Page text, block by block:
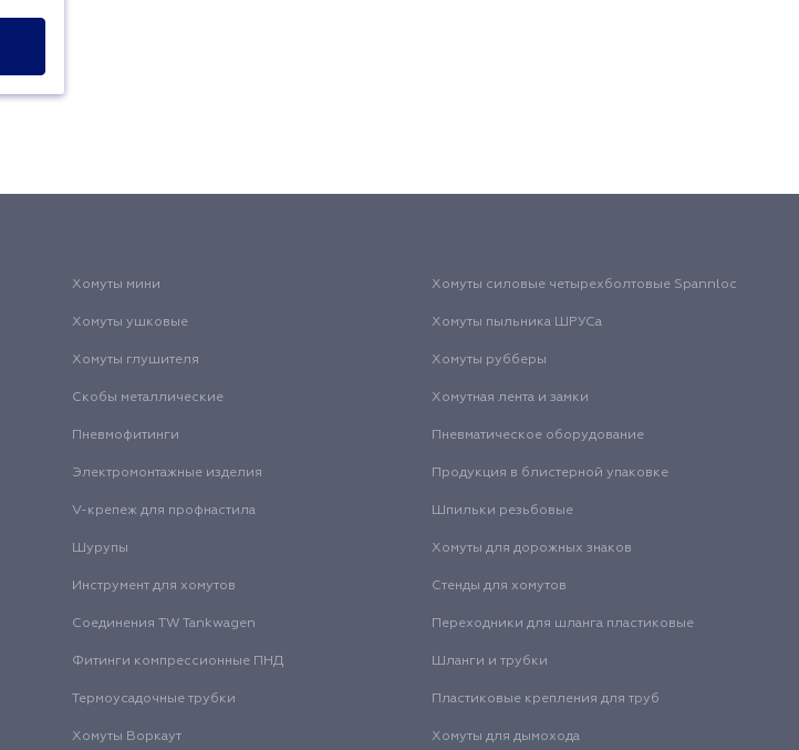
Хомуты мини Хомуты силовые четырехболтовые Spannloc
Хомуты ушковые Хомуты пыльника ШРУСа
Хомуты глушителя Хомуты рубберы
Скобы металлические Хомутная лента и замки
Пневмофитинги Пневматическое оборудование
Электромонтажные изделия Продукция в блистерной упаковке
V-крепеж для профнастила Шпильки резьбовые
Шурупы Хомуты для дорожных знаков
Инструмент для хомутов Стенды для хомутов
Соединения TW Tankwagen Переходники для шланга пластиковые
Фитинги компрессионные ПНД Шланги и трубки
Термоусадочные трубки Пластиковые крепления для труб
Хомуты Воркаут Хомуты для дымохода